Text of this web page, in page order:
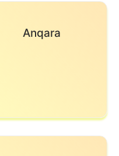
Anqara